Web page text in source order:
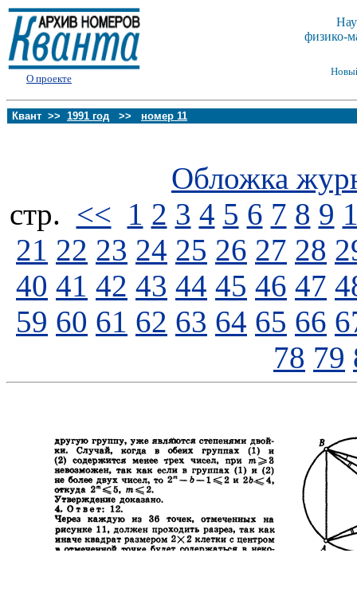
О проекте
физико-
Квант >> 1991 год >> номер 11
Обложка
стp. << 1 2 3 4 5 6 7 8 9
21 22 23 24 25 26 27 28
40 41 42 43 44 45 46 47
59 60 61 62 63 64 65 66
78 79